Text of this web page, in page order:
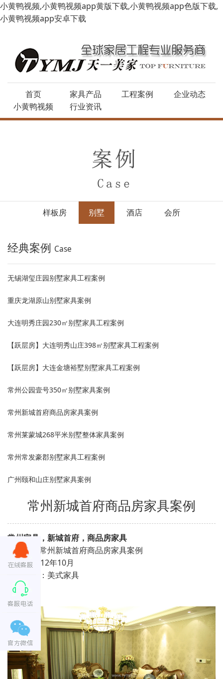
小黄鸭视频,小黄鸭视频app黄版下载,小黄鸭视频app色版下载,
小黄鸭视频app安卓下载
首页 家具产品 工程案例
企业动态
小黄鸭视频
行业资讯
样板房 别墅 酒店 会所
经典案例 Case
无锡湖玺庄园别墅家具工程案例
重庆龙湖原山别墅家具案例
大连明秀庄园230㎡别墅家具工程案例
【跃层房】大连明秀山庄398㎡别墅家具工程案例
【跃层房】大连金塘裕墅别墅家具工程案例
常州公园壹号350㎡别墅家具案例
常州新城首府商品房家具案例
常州莱蒙城268平米别墅整体家具案例
常州常发豪郡别墅家具工程案例
广州颐和山庄别墅家具案例
常州新城首府商品房家具案例
常州家具，新城首府，商品房家具
项目名：常州新城首府商品房家具案例
时间：2012年10月
家具风格：美式家具